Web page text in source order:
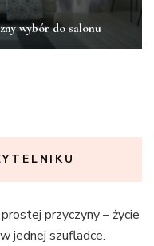
wybór do salonu
przyczyny – życie
jednej szufladce.